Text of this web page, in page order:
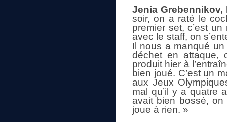
Jenia
soir, on a raté le
premier set, c’est
avec le staff, on
Il nous a manqué
déchet en attaque,
produit hier à
bien joué. C’est un
aux Jeux
mal qu’il y a quatre
avait bien bossé,
joue à rien. »